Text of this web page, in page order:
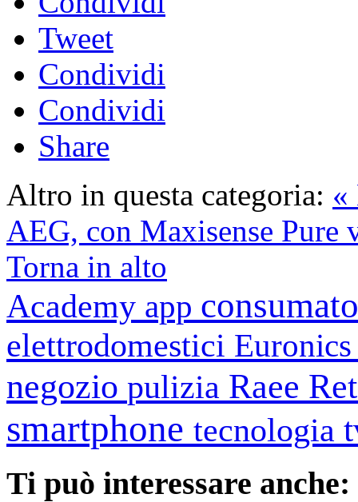
Tweet
Condividi
Condividi
Share
Altro in questa categoria: «
AEG, con Maxisense Pure
Torna in alto
Academy app
elettrodomestici
negozio pulizia Raee
smartphone tecnologia
Ti può interessare anche: